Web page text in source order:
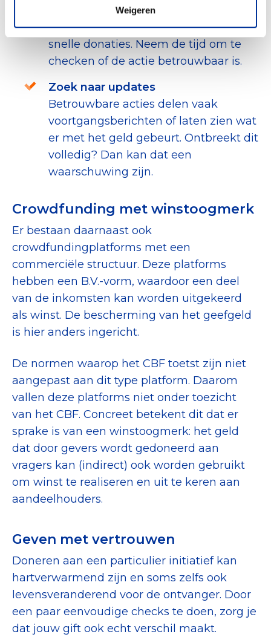
Weigeren
Fraudeurs gebruiken soms
emotionele verhalen en zetten aan tot
snelle donaties. Neem de tijd om te
checken of de actie betrouwbaar is.
Zoek naar updates
Betrouwbare acties delen vaak
voortgangsberichten of laten zien wat
er met het geld gebeurt. Ontbreekt dit
volledig? Dan kan dat een
waarschuwing zijn.
Crowdfunding met winstoogmerk
Er bestaan daarnaast ook
crowdfundingplatforms met een
commerciële structuur. Deze platforms
hebben een B.V.-vorm, waardoor een deel
van de inkomsten kan worden uitgekeerd
als winst. De bescherming van het geefgeld
is hier anders ingericht.
De normen waarop het CBF toetst zijn niet
aangepast aan dit type platform. Daarom
vallen deze platforms niet onder toezicht
van het CBF. Concreet betekent dit dat er
sprake is van een winstoogmerk: het geld
dat door gevers wordt gedoneerd aan
vragers kan (indirect) ook worden gebruikt
om winst te realiseren en uit te keren aan
aandeelhouders.
Geven met vertrouwen
Doneren aan een particulier initiatief kan
hartverwarmend zijn en soms zelfs ook
levensveranderend voor de ontvanger. Door
een paar eenvoudige checks te doen, zorg je
dat jouw gift ook echt verschil maakt.